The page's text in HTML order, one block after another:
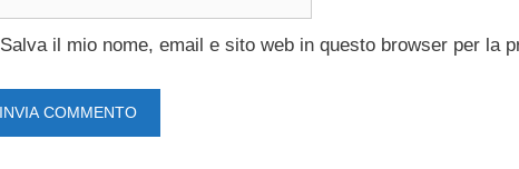
Salva il mio nome, email e sito web in questo browser per la